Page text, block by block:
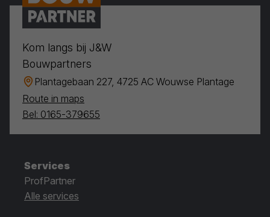
Kom langs bij J&W
Bouwpartners
Plantagebaan 227, 4725 AC Wouwse Plantage
Route in maps
Bel: 0165-379655
Services
ProfPartner
Alle services